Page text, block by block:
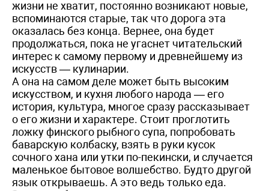
жизни не хватит, постоянно возникают новые,
вспоминаются старые, так что дорога эта
оказалась без конца. Вернее, она будет
продолжаться, пока не угаснет читательский
интерес к самому первому и древнейшему из
искусств — кулинарии.
А она на самом деле может быть высоким
искусством, и кухня любого народа — его
история, культура, многое сразу рассказывает
о его жизни и характере. Стоит проглотить
ложку финского рыбного супа, попробовать
баварскую колбаску, взять в руки кусок
сочного хана или утки по-пекински, и случается
маленькое бытовое волшебство. Будто другой
язык открываешь. А это ведь только еда.